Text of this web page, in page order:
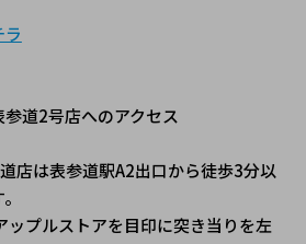
道2号店へのアクセス
店は表参道駅A2出口から徒歩3分以
ップルストアを目印に突き当りを左